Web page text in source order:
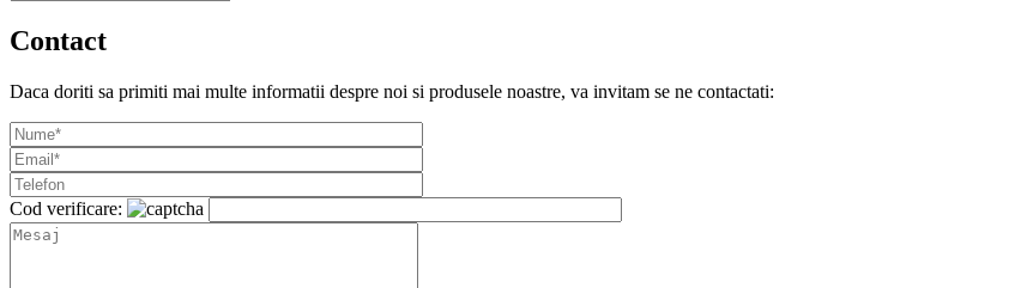
Contact
Daca doriti sa primiti mai multe informatii despre noi si produsele noastre, va invitam se ne contactati:
Cod verificare: